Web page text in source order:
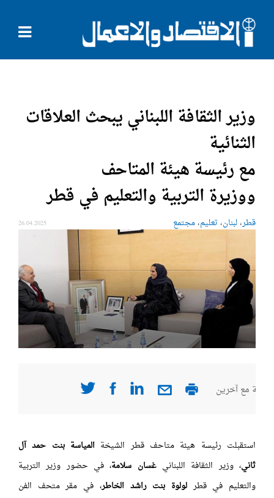
وزير الثقافة اللبناني يبحث العلاقات
الثنائية
مع رئيسة هيئة المتاحف
ووزيرة التربية والتعليم في قطر
قطر،لبنان، تعليم،مجتمع 26.04.2025
مع آخرين
استقبلت رئيسة هيئة متاحف قطر الشيخة المياسة بنت حمد آل
ثاني، وزير الثقافة اللبنانيغسان سلامة، في حضور وزير التربية
والتعليم في قطرلولوة بنت راشد الخاطر، في مقر متحف الفن